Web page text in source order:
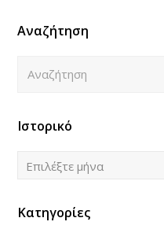
Αναζήτηση
Ιστορικό
Ιστορικό
Επιλέξτε μήνα
Κατηγορίες